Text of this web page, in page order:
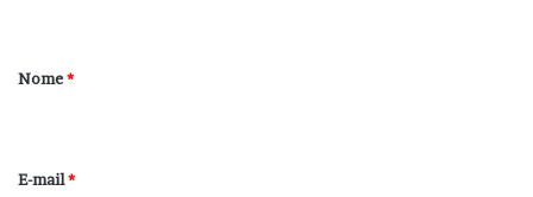
r
*
Nome*
E-mail*